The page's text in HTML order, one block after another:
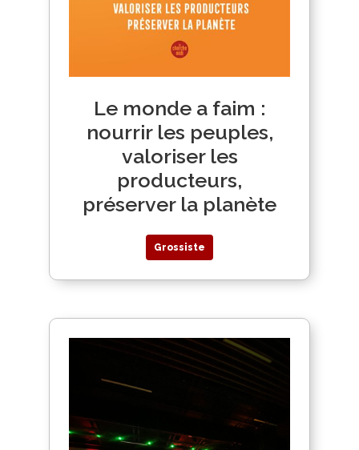
Le monde a faim :
nourrir les peuples,
valoriser les
producteurs,
préserver la planète
Grossiste